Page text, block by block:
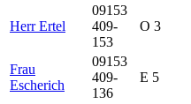
Herr Ertel
09153
409-
153
O 3
Frau
Escherich
09153
409-
136
E 5